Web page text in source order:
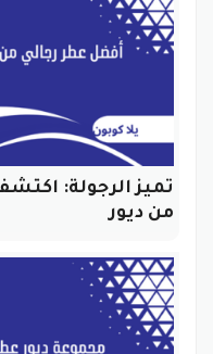
تميز الرجولة:
من ديور